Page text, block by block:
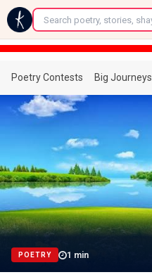
←
Poetry Contests Big Journeys
POETRY 1 min